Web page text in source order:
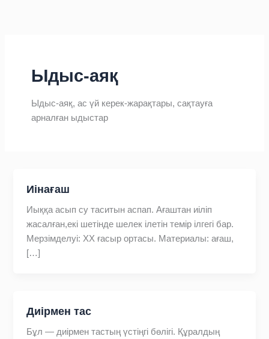
Ыдыс-аяқ
Ыдыс-аяқ, ас үй керек-жарақтары, сақтауға
арналған ыдыстар
Иінағаш
Иыққа асып су таситын аспап. Ағаштан иіліп
жасалған,екі шетінде шелек ілетін темір ілгегі бар.
Мерзімделуі: ХХ ғасыр ортасы. Материалы: ағаш,
[…]
Диірмен тас
Бұл — диірмен тастың үстіңгі бөлігі. Құралдың